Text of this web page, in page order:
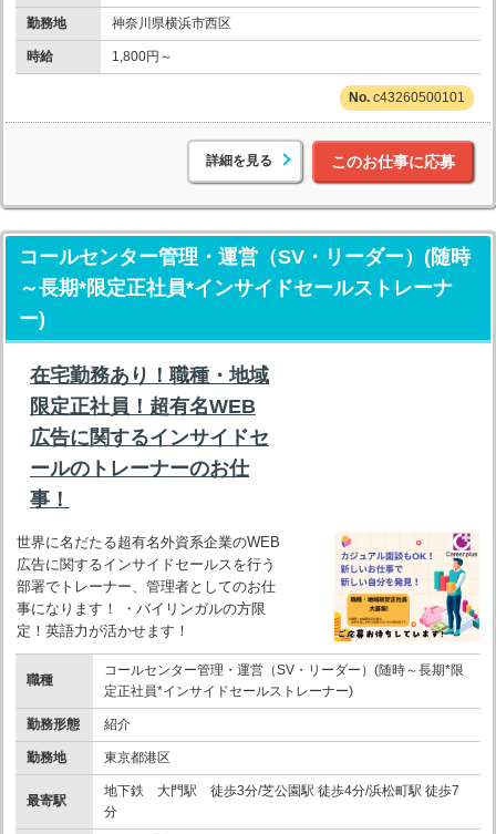
勤務地 神奈川県横浜市西区
時給 1,800円～
c43260500101
詳細を見る このお仕事に応募
コールセンター管理・運営（SV・リーダー）(随時
～長期*限定正社員*インサイドセールストレーナ
ー)
在宅勤務あり！職種・地域
限定正社員！超有名WEB
広告に関するインサイドセ
ールのトレーナーのお仕
事！
世界に名だたる超有名外資系企業のWEB
広告に関するインサイドセールスを行う
部署でトレーナー、管理者としてのお仕
事になります！ ・バイリンガルの方限
定！英語力が活かせます！
職種
コールセンター管理・運営（SV・リーダー）(随時～長期*限
定正社員*インサイドセールストレーナー)
勤務形態 紹介
勤務地 東京都港区
最寄駅
地下鉄 大門駅 徒歩3分/芝公園駅 徒歩4分/浜松町駅 徒歩7
分